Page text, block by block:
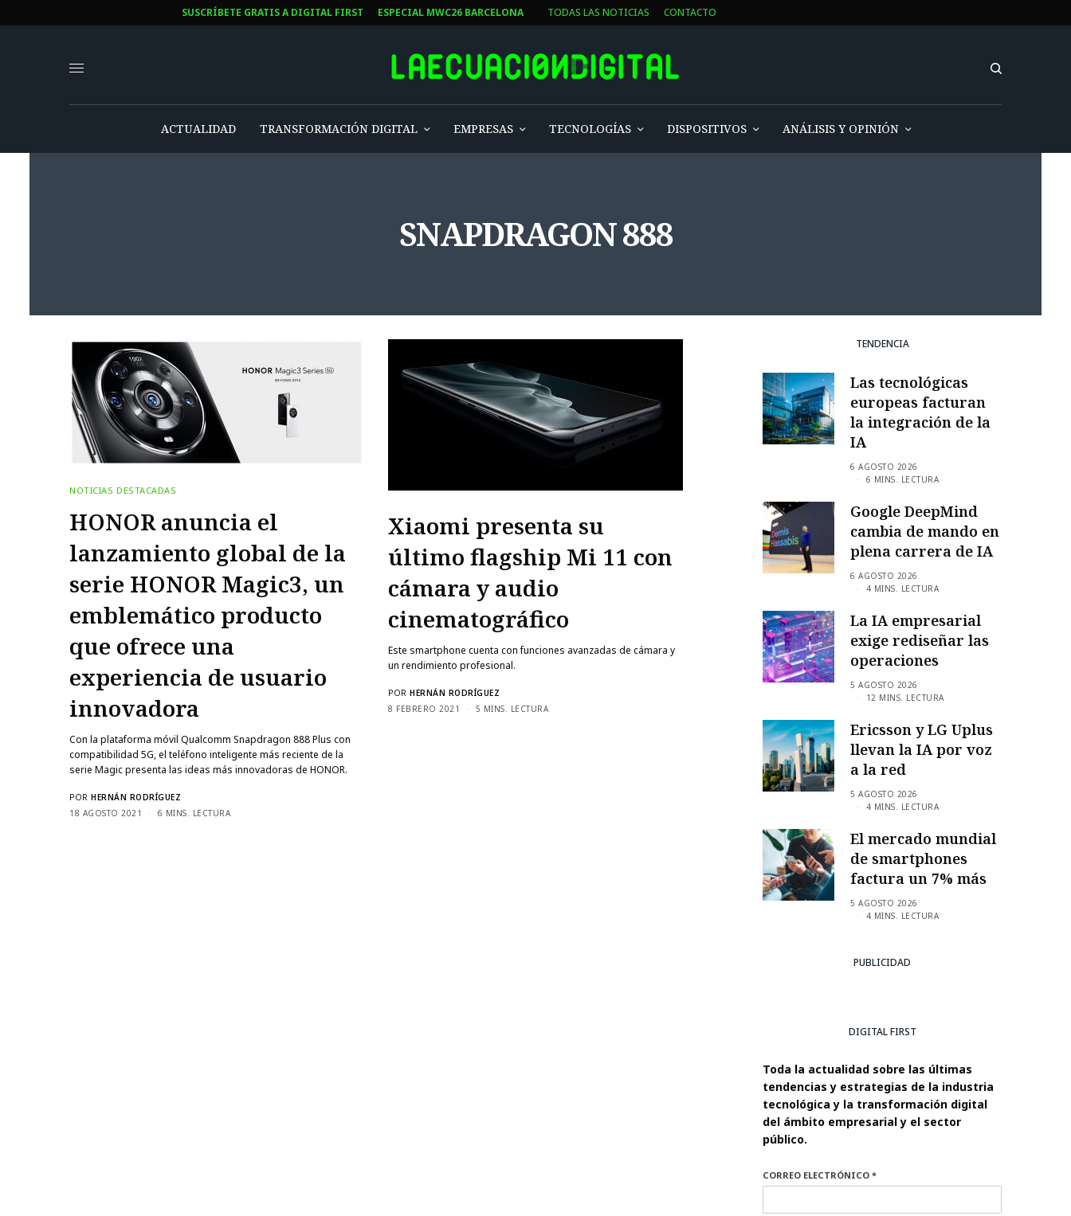
SUSCRÍBETE GRATIS A DIGITAL FIRST ESPECIAL MWC26 BARCELONA TODAS LAS NOTICIAS CONTACTO
ACTUALIDAD TRANSFORMACIÓN DIGITAL EMPRESAS TECNOLOGÍAS DISPOSITIVOS ANÁLISIS Y OPINIÓN
SNAPDRAGON 888
NOTICIAS DESTACADAS
HONOR anuncia el
lanzamiento global de la
serie HONOR Magic3, un
emblemático producto
que ofrece una
experiencia de usuario
innovadora
Con la plataforma móvil Qualcomm Snapdragon 888 Plus con
compatibilidad 5G, el teléfono inteligente más reciente de la
serie Magic presenta las ideas más innovadoras de HONOR.
POR HERNÁN RODRÍGUEZ
18 AGOSTO 2021
6 MINS. LECTURA
Xiaomi presenta su
último flagship Mi 11 con
cámara y audio
cinematográfico
Este smartphone cuenta con funciones avanzadas de cámara y
un rendimiento profesional.
POR HERNÁN RODRÍGUEZ
8 FEBRERO 2021
5 MINS. LECTURA
TENDENCIA
Las tecnológicas
europeas facturan
la integración de la
IA
6 AGOSTO 2026
6 MINS. LECTURA
Google DeepMind
cambia de mando en
plena carrera de IA
6 AGOSTO 2026
4 MINS. LECTURA
La IA empresarial
exige rediseñar las
operaciones
5 AGOSTO 2026
12 MINS. LECTURA
Ericsson y LG Uplus
llevan la IA por voz
a la red
5 AGOSTO 2026
4 MINS. LECTURA
El mercado mundial
de smartphones
factura un 7% más
5 AGOSTO 2026
4 MINS. LECTURA
PUBLICIDAD
DIGITAL FIRST
Toda la actualidad sobre las últimas
tendencias y estrategias de la industria
tecnológica y la transformación digital
del ámbito empresarial y el sector
público.
CORREO ELECTRÓNICO *